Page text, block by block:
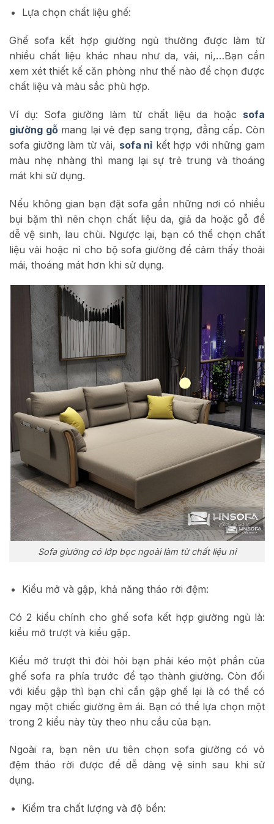
Lựa chọn chất liệu ghế:
Ghế sofa kết hợp giường ngủ thường được làm từ
nhiều chất liệu khác nhau như da, vải, nỉ,…Bạn cần
xem xét thiết kế căn phòng như thế nào để chọn được
chất liệu và màu sắc phù hợp.
Ví dụ: Sofa giường làm từ chất liệu da hoặc sofa
giường gỗmang lại vẻ đẹp sang trọng, đẳng cấp. Còn
sofa giường làm từ vải, sofa nỉ kết hợp với những gam
màu nhẹ nhàng thì mang lại sự trẻ trung và thoáng
mát khi sử dụng.
Nếu không gian bạn đặt sofa gần những nơi có nhiều
bụi bặm thì nên chọn chất liệu da, giả da hoặc gỗ để
dễ vệ sinh, lau chùi. Ngược lại, bạn có thể chọn chất
liệu vải hoặc nỉ cho bộ sofa giường để cảm thấy thoải
mái, thoáng mát hơn khi sử dụng.
Sofa giường có lớp bọc ngoài làm từ chất liệu nỉ
Kiểu mở và gập, khả năng tháo rời đệm:
Có 2 kiểu chính cho ghế sofa kết hợp giường ngủ là:
kiểu mở trượt và kiểu gập.
Kiểu mở trượt thì đòi hỏi bạn phải kéo một phần của
ghế sofa ra phía trước để tạo thành giường. Còn đối
với kiểu gập thì bạn chỉ cần gập ghế lại là có thể có
ngay một chiếc giường êm ái. Bạn có thể lựa chọn một
trong 2 kiểu này tùy theo nhu cầu của bạn.
Ngoài ra, bạn nên ưu tiên chọn sofa giường có vỏ
đệm tháo rời được để dễ dàng vệ sinh sau khi sử
dụng.
Kiểm tra chất lượng và độ bền: